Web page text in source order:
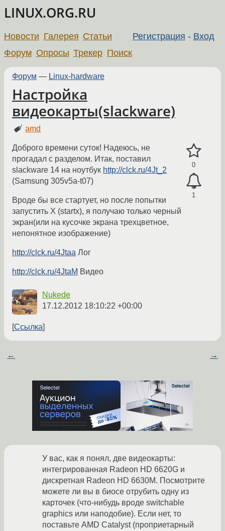
LINUX.ORG.RU
Регистрация - Вход
Новости Галерея Статьи
Форум Опросы Трекер Поиск
Форум — Linux-hardware
Настройка
видеокарты(slackware)
amd
0
1
Доброго времени суток! Надеюсь, не
прогадал с разделом. Итак, поставил
slackware 14 на ноутбук http://clck.ru/4Jt_2
(Samsung 305v5a-t07)
Вроде бы все стартует, но после попытки
запустить X (startx), я получаю только черный
экран(или на кусочке экрана трехцветное,
непонятное изображение)
http://clck.ru/4Jtaa Лог
http://clck.ru/4JtaM Видео
Nukede
17.12.2012 18:10:22 +00:00
Ссылка
← →
У вас, как я понял, две видеокарты:
интегрированная Radeon HD 6620G и
дискретная Radeon HD 6630M. Посмотрите
можете ли вы в биосе отрубить одну из
карточек (что-нибудь вроде switchable
graphics или наподобие). Если нет, то
поставьте AMD Catalyst (проприетарный